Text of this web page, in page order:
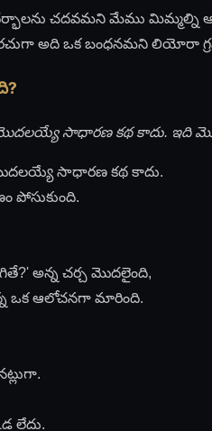
చదవమని మేము మిమ్మల్ని
అది ఒక బంధనమని లియోరా
సాధారణ కథ కాదు. ఇది
సాధారణ కథ కాదు.
పోసుకుంది.
అన్న చర్చ మొదలైంది,
ఒక ఆలోచనగా మారింది.
లేదు.